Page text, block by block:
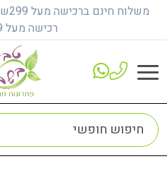
רכישה מעל 399 ש"ח
הגיל השלישי והטיפול
Men Plus - לטיפול בכוח הגברא